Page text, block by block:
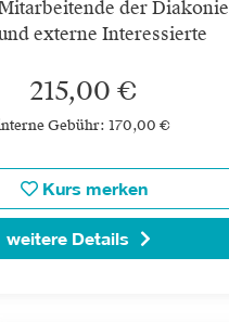
der Diakonie
externe Interessierte
215,00 €
Gebühr: 170,00 €
Kurs merken
weitere Details